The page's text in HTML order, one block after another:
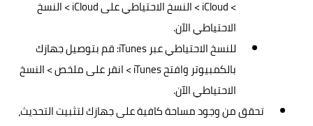
> iCloud > النسخ الاحتياطي على iCloud > النسخ
الاحتياطي الآن.
للنسخ الاحتياطي عبر iTunes: قم بتوصيل جهازك
بالكمبيوتر وافتح iTunes > انقر على ملخص > النسخ
الاحتياطي الآن.
تحقق من وجود مساحة كافية على جهازك لتثبيت التحديث،